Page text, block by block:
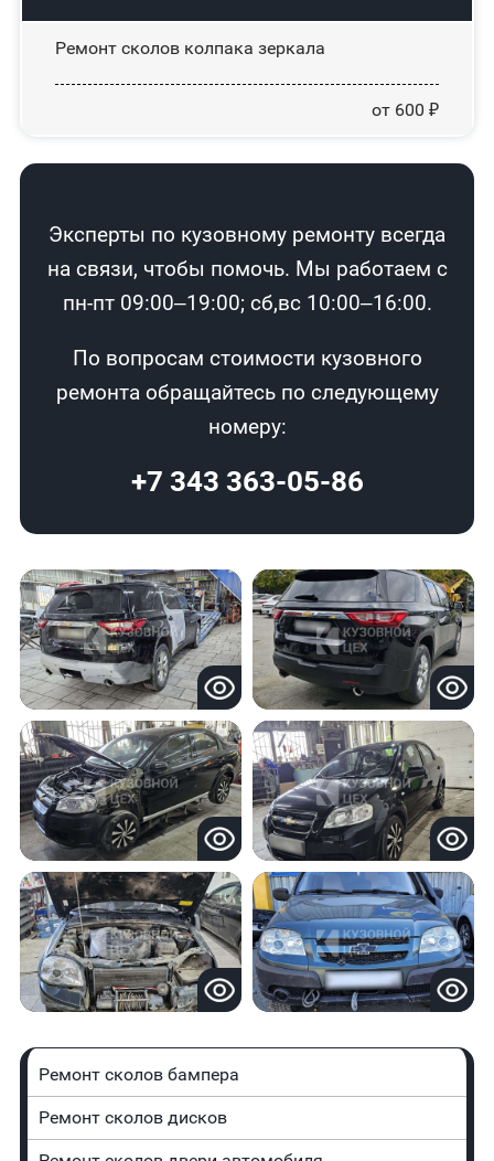
Ремонт сколов колпака зеркала
от 600 ₽
Эксперты по кузовному ремонту всегда
на связи, чтобы помочь. Мы работаем с
пн-пт 09:00–19:00; сб,вс 10:00–16:00.
По вопросам стоимости кузовного
ремонта обращайтесь по следующему
номеру:
+7 343 363-05-86
Ремонт сколов бампера
Ремонт сколов дисков